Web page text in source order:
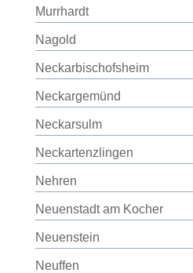
Murrhardt
Nagold
Neckarbischofsheim
Neckargemünd
Neckarsulm
Neckartenzlingen
Nehren
Neuenstadt am Kocher
Neuenstein
Neuffen